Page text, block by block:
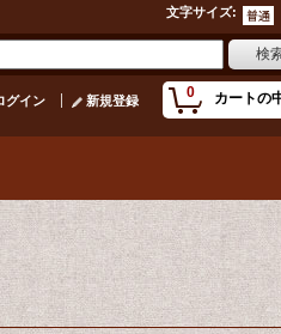
文字サイズ:
0 カートの
グイン 新規登録